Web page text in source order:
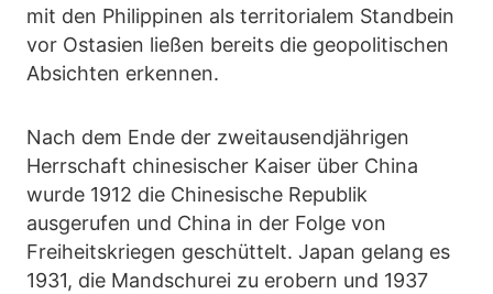
mit den Philippinen als territorialem Standbein
vor Ostasien ließen bereits die geopolitischen
Absichten erkennen.
Nach dem Ende der zweitausendjährigen
Herrschaft chinesischer Kaiser über China
wurde 1912 die Chinesische Republik
ausgerufen und China in der Folge von
Freiheitskriegen geschüttelt. Japan gelang es
1931, die Mandschurei zu erobern und 1937